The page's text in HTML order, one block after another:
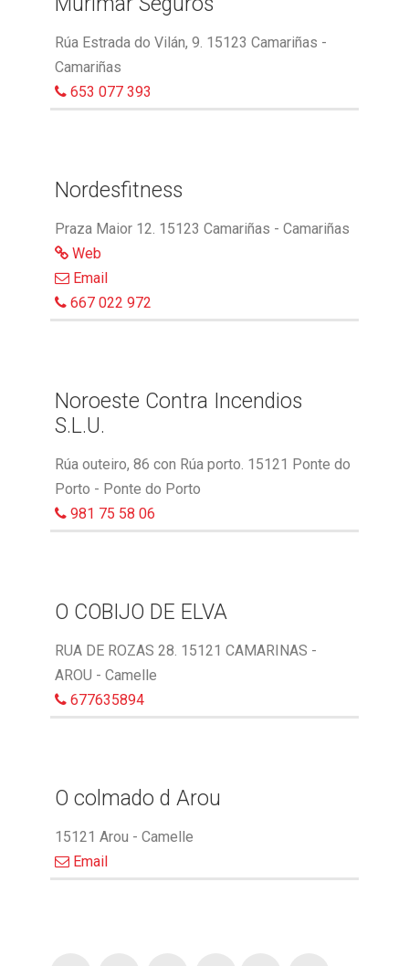
Rúa Estrada do Vilán, 9. 15123 Camariñas -
Camariñas
653 077 393
Nordesfitness
Praza Maior 12. 15123 Camariñas - Camariñas
Web
Email
667 022 972
Noroeste Contra Incendios
S.L.U.
Rúa outeiro, 86 con Rúa porto. 15121 Ponte do
Porto - Ponte do Porto
981 75 58 06
O COBIJO DE ELVA
RUA DE ROZAS 28. 15121 CAMARINAS -
AROU - Camelle
677635894
O colmado d Arou
15121 Arou - Camelle
Email